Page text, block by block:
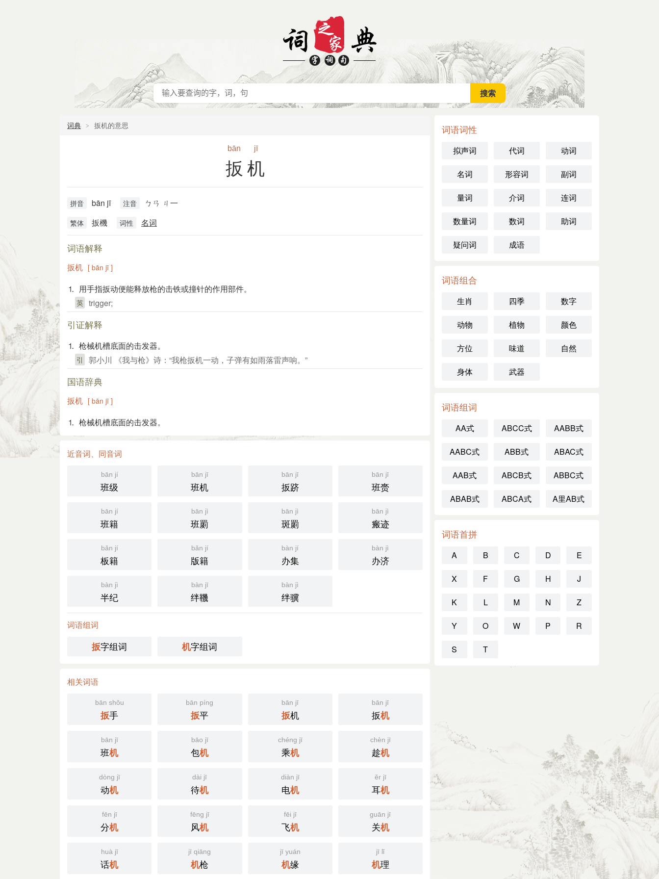
词典 扳机的意思
bān jī
扳机
拼音 bān jī 注音 ㄅㄢ ㄐ一
繁体 扳機 词性 名词
词语解释
扳机 [ bān jī ]
⒈ 用手指扳动便能释放枪的击铁或撞针的作用部件。
英 trigger;
引证解释
⒈ 枪械机槽底面的击发器。
引 郭小川 《我与枪》诗：“我枪扳机一动，子弹有如雨落雷声响。”
国语辞典
扳机 [ bān jī ]
⒈ 枪械机槽底面的击发器。
近音词、同音词
bān jí
班级
bān jī
班机
bān jī
扳跻
bān jī
班赍
bān jí
班籍
bān jì
班罽
bān jì
斑罽
bān jì
瘢迹
bǎn jí
板籍
bǎn jí
版籍
bàn jí
办集
bàn jì
办济
bàn jì
半纪
bàn jī
绊鞿
bàn jì
绊骥
词语组词
扳字组词 机字组词
相关词语
bān shǒu
扳手
bān píng
扳平
bān jī
扳机
bān jī
扳机
bān jī
班机
bāo jī
包机
chéng jī
乘机
chèn jī
趁机
dòng jī
动机
dài jī
待机
diàn jī
电机
ěr jī
耳机
fēn jī
分机
fēng jī
风机
fēi jī
飞机
guān jī
关机
huà jī
话机
jī qiāng
机枪
jī yuán
机缘
jī lǐ
机理
词语词性
拟声词 代词 动词
名词 形容词 副词
量词 介词 连词
数量词 数词 助词
疑问词 成语
词语组合
生肖 四季 数字
动物 植物 颜色
方位 味道 自然
身体 武器
词语组词
AA式 ABCC式 AABB式
AABC式 ABB式 ABAC式
AAB式 ABCB式 ABBC式
ABAB式 ABCA式 A里AB式
词语首拼
A B C D E
X F G H J
K L M N Z
Y O W P R
S T